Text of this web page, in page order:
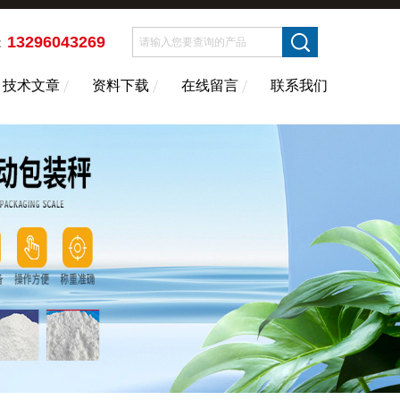
13296043269
技术文章 资料下载 在线留言 联系我们